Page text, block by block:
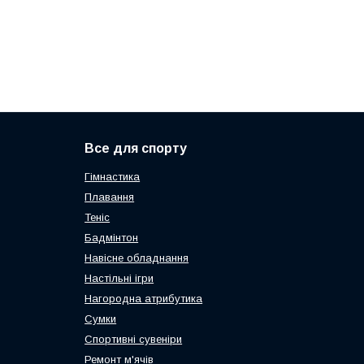
Все для спорту
Гімнастика
Плавання
Теніс
Бадмінтон
Навісне обладнання
Настільні ігри
Нагородна атрибутика
Сумки
Спортивні сувеніри
Ремонт м'ячів